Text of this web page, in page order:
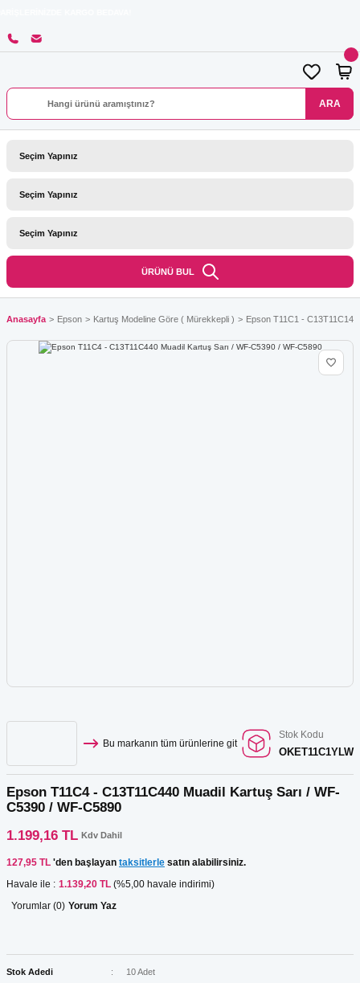
ARA
ÜRÜNÜ BUL
Anasayfa Epson Kartuş Modeline Göre ( Mürekkepli ) Epson T11C1 -
Bu markanın tüm ürünlerine git
Stok Kodu
OKET11C1YLW
Epson T11C4 - C13T11C440 Muadil Kartuş Sarı / WF-
C5390 / WF-C5890
1.199,16 TL Kdv Dahil
127,95 TL 'den başlayan taksitlerle satın alabilirsiniz.
Havale ile : 1.139,20 TL (%5,00 havale indirimi)
Yorumlar (0) Yorum Yaz
Stok Adedi 10 Adet